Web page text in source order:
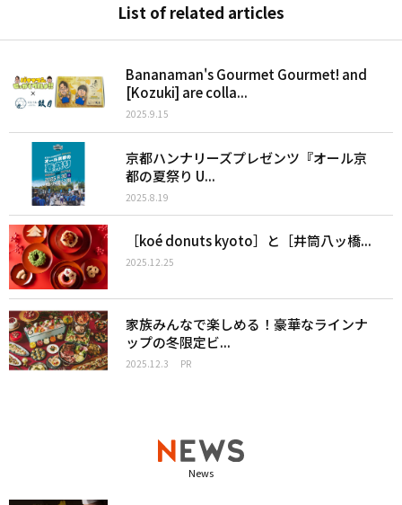
List of related articles
Bananaman's Gourmet Gourmet! and
[Kozuki] are colla...
2025.9.15
京都ハンナリーズプレゼンツ『オール京
都の夏祭り U...
2025.8.19
［koé donuts kyoto］と［井筒八ッ橋...
2025.12.25
家族みんなで楽しめる！豪華なラインナ
ップの冬限定ビ...
2025.12.3 PR
News